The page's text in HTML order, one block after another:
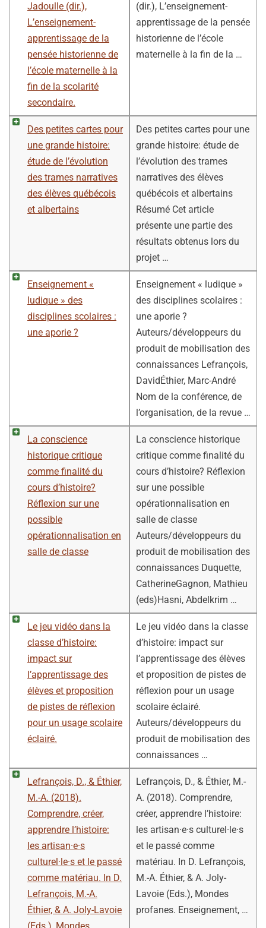
Jadoulle (dir.),
L’enseignement-
apprentissage de la
pensée historienne de
l’école maternelle à la
fin de la scolarité
secondaire.
(dir.), L’enseignement-
apprentissage de la pensée
historienne de l’école
maternelle à la fin de la …
Des petites cartes pour
une grande histoire:
étude de l’évolution
des trames narratives
des élèves québécois
et albertains
Des petites cartes pour une
grande histoire: étude de
l’évolution des trames
narratives des élèves
québécois et albertains
Résumé Cet article
présente une partie des
résultats obtenus lors du
projet …
Enseignement «
ludique » des
disciplines scolaires :
une aporie ?
Enseignement « ludique »
des disciplines scolaires :
une aporie ?
Auteurs/développeurs du
produit de mobilisation des
connaissances Lefrançois,
DavidÉthier, Marc-André
Nom de la conférence, de
l’organisation, de la revue …
La conscience
historique critique
comme finalité du
cours d’histoire?
Réflexion sur une
possible
opérationnalisation en
salle de classe
La conscience historique
critique comme finalité du
cours d’histoire? Réflexion
sur une possible
opérationnalisation en
salle de classe
Auteurs/développeurs du
produit de mobilisation des
connaissances Duquette,
CatherineGagnon, Mathieu
(eds)Hasni, Abdelkrim …
Le jeu vidéo dans la
classe d’histoire:
impact sur
l’apprentissage des
élèves et proposition
de pistes de réflexion
pour un usage scolaire
éclairé.
Le jeu vidéo dans la classe
d’histoire: impact sur
l’apprentissage des élèves
et proposition de pistes de
réflexion pour un usage
scolaire éclairé.
Auteurs/développeurs du
produit de mobilisation des
connaissances …
Lefrançois, D., & Éthier,
M.-A. (2018).
Comprendre, créer,
apprendre l’histoire:
les artisan·e·s
culturel·le·s et le passé
comme matériau. In D.
Lefrançois, M.-A.
Éthier, & A. Joly-Lavoie
Lefrançois, D., & Éthier, M.-
A. (2018). Comprendre,
créer, apprendre l’histoire:
les artisan·e·s culturel·le·s
et le passé comme
matériau. In D. Lefrançois,
M.-A. Éthier, & A. Joly-
Lavoie (Eds.), Mondes
profanes. Enseignement, …